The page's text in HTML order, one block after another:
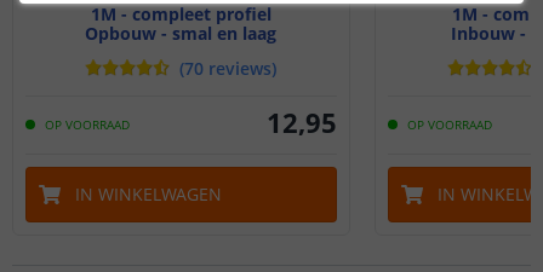
1M - compleet profiel
Opbouw - smal en laag
(70 reviews)
OP VOORRAAD 12,95
IN WINKELWAGEN
1M -
Inbouw -
OP VOORRAAD
IN